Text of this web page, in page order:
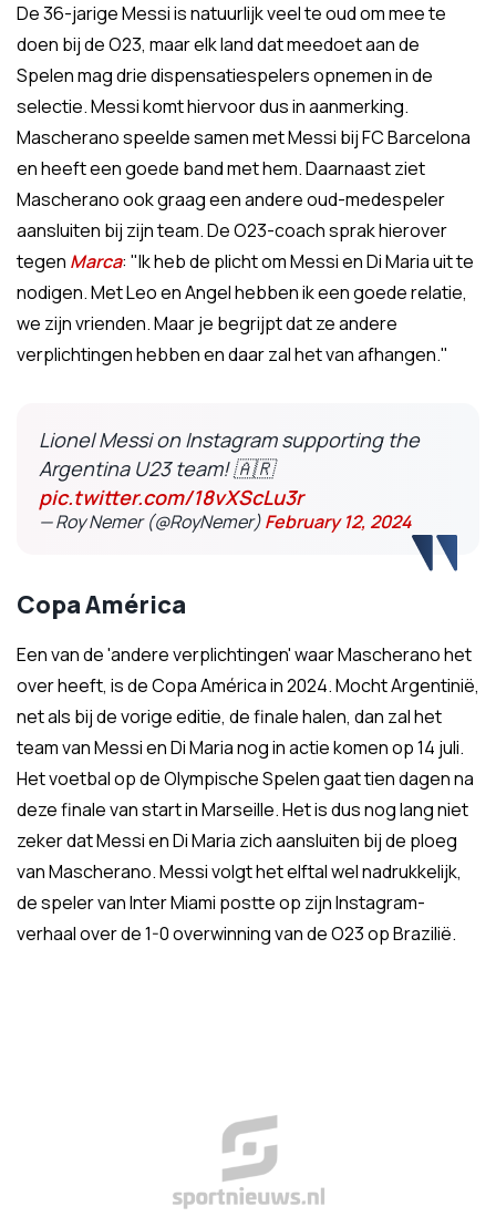
De 36-jarige Messi is natuurlijk veel te oud om mee te
doen bij de O23, maar elk land dat meedoet aan de
Spelen mag drie dispensatiespelers opnemen in de
selectie. Messi komt hiervoor dus in aanmerking.
Mascherano speelde samen met Messi bij FC Barcelona
en heeft een goede band met hem. Daarnaast ziet
Mascherano ook graag een andere oud-medespeler
aansluiten bij zijn team. De O23-coach sprak hierover
tegen Marca: "Ik heb de plicht om Messi en Di Maria uit te
nodigen. Met Leo en Angel hebben ik een goede relatie,
we zijn vrienden. Maar je begrijpt dat ze andere
verplichtingen hebben en daar zal het van afhangen.''
Lionel Messi on Instagram supporting the
Argentina U23 team! 🇦🇷
pic.twitter.com/18vXScLu3r
— Roy Nemer (@RoyNemer)February 12, 2024
Copa América
Een van de 'andere verplichtingen' waar Mascherano het
over heeft, is de Copa América in 2024. Mocht Argentinië,
net als bij de vorige editie, de finale halen, dan zal het
team van Messi en Di Maria nog in actie komen op 14 juli.
Het voetbal op de Olympische Spelen gaat tien dagen na
deze finale van start in Marseille. Het is dus nog lang niet
zeker dat Messi en Di Maria zich aansluiten bij de ploeg
van Mascherano. Messi volgt het elftal wel nadrukkelijk,
de speler van Inter Miami postte op zijn Instagram-
verhaal over de 1-0 overwinning van de O23 op Brazilië.